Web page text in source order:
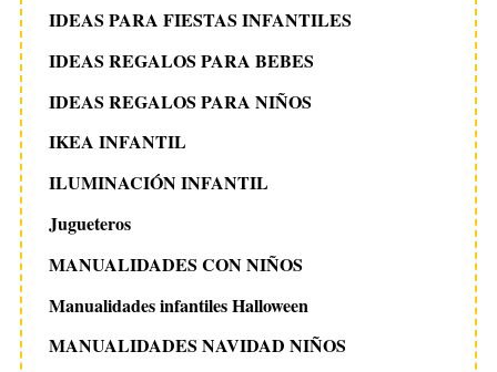
IDEAS PARA FIESTAS INFANTILES
IDEAS REGALOS PARA BEBES
IDEAS REGALOS PARA NIÑOS
IKEA INFANTIL
ILUMINACIÓN INFANTIL
Jugueteros
MANUALIDADES CON NIÑOS
Manualidades infantiles Halloween
MANUALIDADES NAVIDAD NIÑOS